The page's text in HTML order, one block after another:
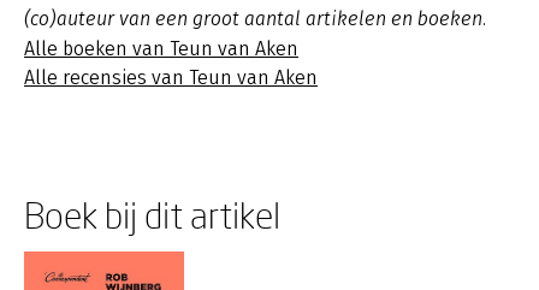
(co)auteur van een groot aantal artikelen en boeken.
Alle boeken van Teun van Aken
Alle recensies van Teun van Aken
Boek bij dit artikel